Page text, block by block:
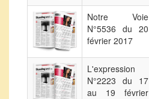
Notre Voie
N°5536 du 20
février 2017
L'expression
N°2223 du 17
au 19 février